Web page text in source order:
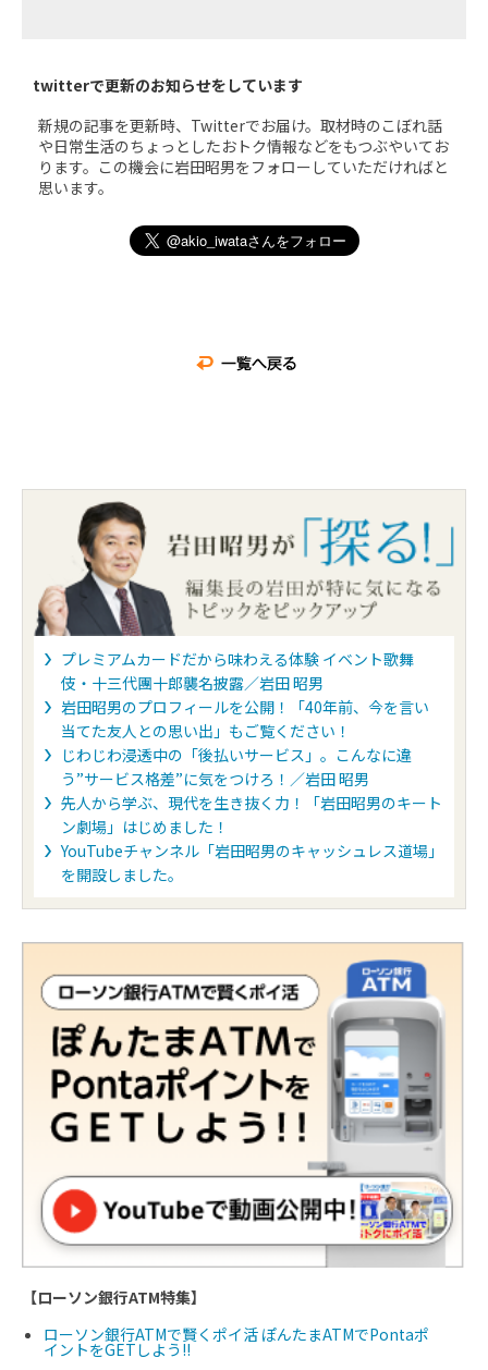
twitterで更新のお知らせをしています
新規の記事を更新時、Twitterでお届け。取材時のこぼれ話
や日常生活のちょっとしたおトク情報などをもつぶやいてお
ります。この機会に岩田昭男をフォローしていただければと
思います。
プレミアムカードだから味わえる体験 イベント歌舞
伎・十三代團十郎襲名披露／岩田 昭男
岩田昭男のプロフィールを公開！「40年前、今を言い
当てた友人との思い出」もご覧ください！
じわじわ浸透中の「後払いサービス」。こんなに違
う”サービス格差”に気をつけろ！／岩田 昭男
先人から学ぶ、現代を生き抜く力！「岩田昭男のキート
ン劇場」はじめました！
YouTubeチャンネル「岩田昭男のキャッシュレス道場」
を開設しました。
【ローソン銀行ATM特集】
ローソン銀行ATMで賢くポイ活 ぽんたまATMでPontaポ
イントをGETしよう!!